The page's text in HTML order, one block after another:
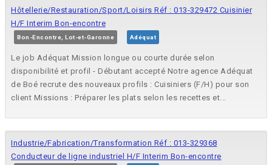
Hôtellerie/Restauration/Sport/Loisirs Réf : 013-329472 Cuisinier
H/F Interim Bon-encontre
Bon-Encontre, Lot-et-Garonne Adéquat
Le job Adéquat Mission longue ou courte durée selon
disponibilité et profil - Débutant accepté Notre agence Adéquat
de Boé recrute des nouveaux profils : Cuisiniers (F/H) pour son
client Missions : Préparer les plats selon les recettes et...
Industrie/Fabrication/Transformation Réf : 013-329368
Conducteur de ligne industriel H/F Interim Bon-encontre